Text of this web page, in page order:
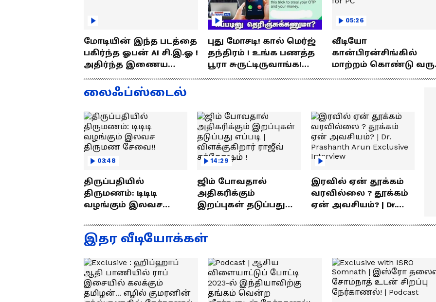
மோடியின் இந்த படத்தை
பகிர்ந்த ஓபன் AI சி.இ.ஓ !
அதிர்ந்த இணைய
உலகம் !
புது மோசடி! கால் மெர்ஜ்
தந்திரம் ! உங்க பணத்த
பூரா சுருட்டிருவாங்க!
எப்படினு
05:26
வீடியோ
கான்பிரன்சிங்கில்
மாற்றம் கொண்டு
"Dolby Voice for PC"
லைஃப்ஸ்டைல்
03:48
திருப்பதியில்
திருமணம்: டிடிடி
வழங்கும் இலவச
14:29
ஜிம் போவதால்
அதிகரிக்கும்
இறப்புகள் தடுப்பது
ராஜீவ் சந்தோஷம் !
இரவில் ஏன் தூக்கம்
வரவில்லை ? தூக்கம்
ஏன் அவசியம்? | Dr.
Interview
இதர வீடியோக்கள்